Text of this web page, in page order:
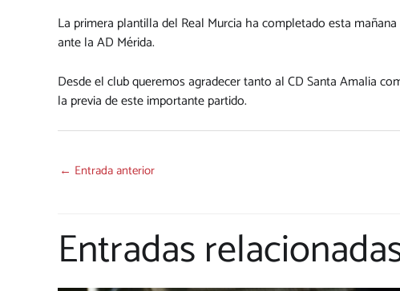
La primera plantilla del Real Murcia ha completado esta
ante la AD Mérida.
Desde el club queremos agradecer tanto al CD Santa Amalia
la previa de este importante partido.
← Entrada anterior
Entradas